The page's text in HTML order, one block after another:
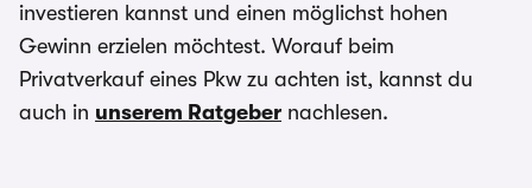
investieren kannst und einen möglichst hohen
Gewinn erzielen möchtest. Worauf beim
Privatverkauf eines Pkw zu achten ist, kannst du
auch in unserem Ratgeber nachlesen.